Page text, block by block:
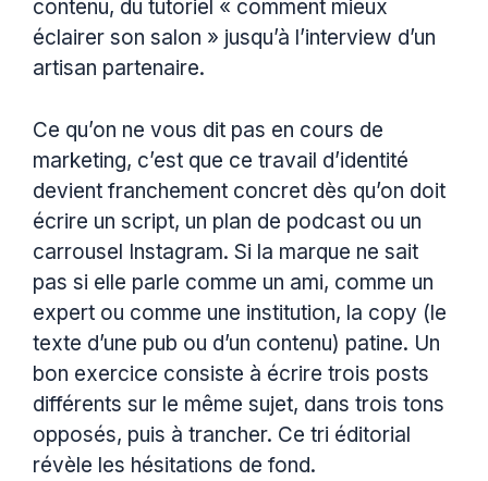
contenu, du tutoriel « comment mieux
éclairer son salon » jusqu’à l’interview d’un
artisan partenaire.
Ce qu’on ne vous dit pas en cours de
marketing, c’est que ce travail d’identité
devient franchement concret dès qu’on doit
écrire un script, un plan de podcast ou un
carrousel Instagram. Si la marque ne sait
pas si elle parle comme un ami, comme un
expert ou comme une institution, la copy (le
texte d’une pub ou d’un contenu) patine. Un
bon exercice consiste à écrire trois posts
différents sur le même sujet, dans trois tons
opposés, puis à trancher. Ce tri éditorial
révèle les hésitations de fond.